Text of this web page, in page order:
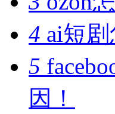
4 ai短
5
因！